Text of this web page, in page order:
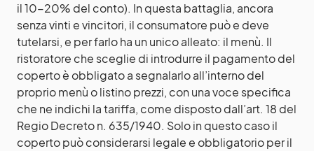
il 10-20% del conto). In questa battaglia, ancora
senza vinti e vincitori, il consumatore può e deve
tutelarsi, e per farlo ha un unico alleato: il menù. Il
ristoratore che sceglie di introdurre il pagamento del
coperto è obbligato a segnalarlo all’interno del
proprio menù o listino prezzi, con una voce specifica
che ne indichi la tariffa, come disposto dall’art. 18 del
Regio Decreto n. 635/1940. Solo in questo caso il
coperto può considerarsi legale e obbligatorio per il